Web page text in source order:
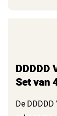
DDDDD
Set van
De